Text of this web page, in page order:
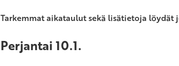
Tarkemmat aikataulut sekä lisätietoja löydät
Perjantai 10.1.